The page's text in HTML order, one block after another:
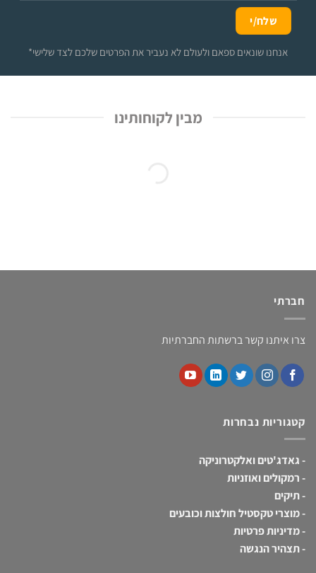
*אנחנו שונאים ספאם ולעולם לא נעביר את הפרטים שלכם לצד שלישי
מבין לקוחותינו
חברתי
צרו איתנו קשר ברשתות החברתיות
קטגוריות נבחרות
-גאדג'טים ואלקטרוניקה
-רמקולים ואוזניות
-תיקים
-מוצרי טקסטיל חולצות וכובעים
-מדיניות פרטיות
-תצהיר הנגשה